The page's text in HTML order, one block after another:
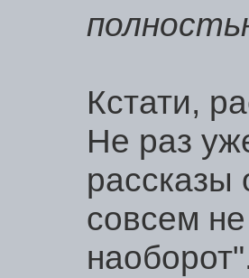
Кстати,
Не раз
совсем